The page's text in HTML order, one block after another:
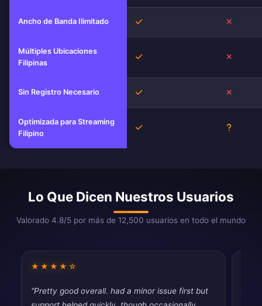
Ancho de Banda Ilimitado Sí
Múltiples Ubicaciones
Filipinas
Sí
Sin Registro Necesario Sí
Optimizada para Streaming
Filipino
Sí
Lo Que Dicen Nuestros Usuarios
Valorado 4.8/5 por más de 12,500 usuarios en todo el mundo
★★★★☆
"Pretty good overall. had a minor issue first but